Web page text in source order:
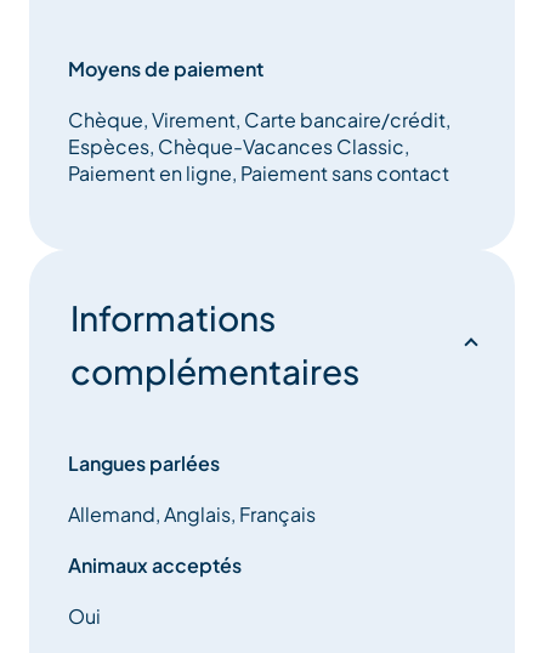
disponibilité, la réactivité et l’efficacité de nos
immobilier local inégalée. Notre professionnalisme
reconnu vous assure le respect absolu de la
réglementation.
Moyens de paiement
Chèque, Virement, Carte bancaire/crédit,
Espèces, Chèque-Vacances Classic,
Paiement en ligne, Paiement sans contact
Informations
complémentaires
Langues parlées
Allemand, Anglais, Français
Animaux acceptés
Oui